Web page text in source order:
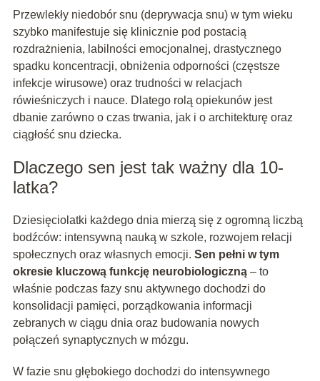
Przewlekły niedobór snu (deprywacja snu) w tym wieku
szybko manifestuje się klinicznie pod postacią
rozdrażnienia, labilności emocjonalnej, drastycznego
spadku koncentracji, obniżenia odporności (częstsze
infekcje wirusowe) oraz trudności w relacjach
rówieśniczych i nauce. Dlatego rolą opiekunów jest
dbanie zarówno o czas trwania, jak i o architekturę oraz
ciągłość snu dziecka.
Dlaczego sen jest tak ważny dla 10-
latka?
Dziesięciolatki każdego dnia mierzą się z ogromną liczbą
bodźców: intensywną nauką w szkole, rozwojem relacji
społecznych oraz własnych emocji. Sen pełni w tym
okresie kluczową funkcję neurobiologiczną– to
właśnie podczas fazy snu aktywnego dochodzi do
konsolidacji pamięci, porządkowania informacji
zebranych w ciągu dnia oraz budowania nowych
połączeń synaptycznych w mózgu.
W fazie snu głębokiego dochodzi do intensywnego